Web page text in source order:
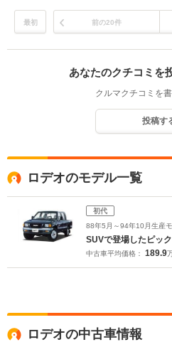
最初 前の20件
あなたのクチコミを
クルマクチコミを書
投稿す
ロデオのモデル一覧
初代
88年5月～94年10月生産
SUVで登場したピッ
中古車平均価格： 189.9
ロデオの中古車情報